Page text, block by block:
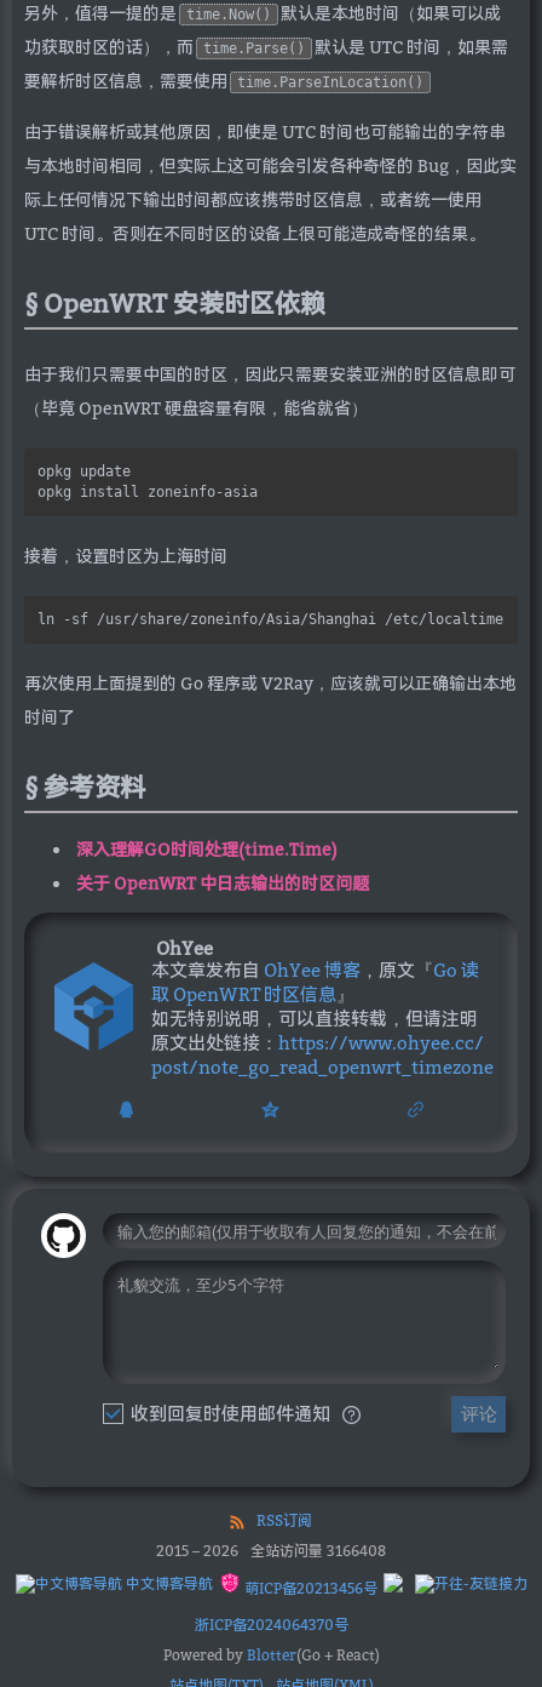
另外，值得一提的是 time.Now()
默认是本地时间（如果可以成
功获取时区的话），而
time.Parse()
默认是 UTC 时间，如果需
要解析时区信息，需要使用
time.ParseInLocation()
由于错误解析或其他原因，即使是 UTC 时间也可能输出的字符串
与本地时间相同，但实际上这可能会引发各种奇怪的 Bug，因此实
际上任何情况下输出时间都应该携带时区信息，或者统一使用
UTC 时间。否则在不同时区的设备上很可能造成奇怪的结果。
OpenWRT 安装时区依赖
由于我们只需要中国的时区，因此只需要安装亚洲的时区信息即可
（毕竟 OpenWRT 硬盘容量有限，能省就省）
opkg update
接着，设置时区为上海时间
再次使用上面提到的 Go 程序或 V2Ray，应该就可以正确输出本地
时间了
参考资料
深入理解GO时间处理(time.Time)
关于 OpenWRT 中日志输出的时区问题
OhYee
本文章发布自 OhYee 博客 ，原文『Go 读
取 OpenWRT 时区信息 』
如无特别说明，可以直接转载，但请注明
原文出处链接： https://www.ohyee.cc/
post/note_go_read_openwrt_timezone
收到回复时使用邮件通知 评论
RSS订阅
2015 – 2026 全站访问量 3166408
中文博客导航
萌ICP备20213456号
浙ICP备2024064370号
Powered by Blotter(Go + React)